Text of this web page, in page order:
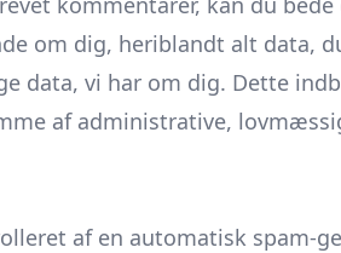
om dig, heriblandt alt data,
data, vi har om dig. Dette
af administrative,
af en automatisk spam-